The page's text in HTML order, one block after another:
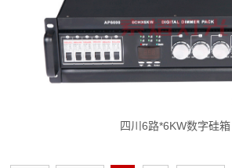
四川6路*6KW数字硅箱